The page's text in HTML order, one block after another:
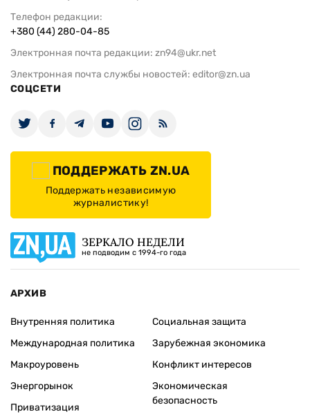
Телефон редакции:
+380 (44) 280-04-85
Электронная почта редакции: zn94@ukr.net
Электронная почта службы новостей: editor@zn.ua
СОЦСЕТИ
ПОДДЕРЖАТЬ ZN.UA
Поддержать независимую
журналистику!
ЗЕРКАЛО НЕДЕЛИ
не подводим с 1994-го года
АРХИВ
Внутренняя политика
Международная политика
Макроуровень
Энергорынок
Приватизация
Социальная защита
Зарубежная экономика
Конфликт интересов
Экономическая
безопасность